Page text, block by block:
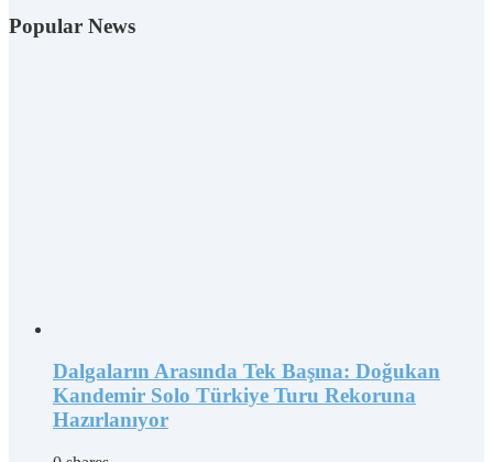
Popular News
Dalgaların Arasında Tek Başına: Doğukan
Kandemir Solo Türkiye Turu Rekoruna
Hazırlanıyor